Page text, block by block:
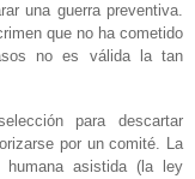
una guerra preventiva.
que no ha cometido
no es válida la tan
para descartar
por un comité. La
humana asistida (la ley